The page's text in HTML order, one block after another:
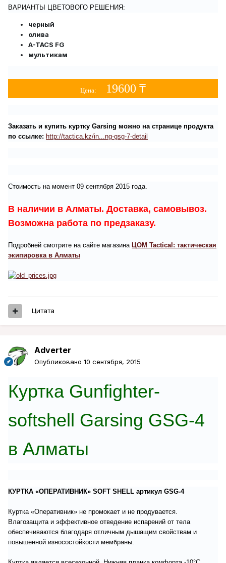
ВАРИАНТЫ ЦВЕТОВОГО РЕШЕНИЯ:
черный
олива
A-TACS FG
мультикам
Цена: 19600 ₸
Заказать и купить куртку Garsing можно на странице продукта
по ссылке: http://tactica.kz/in...ng-gsg-7-detail
Стоимость на момент 09 сентября 2015 года.
В наличии в Алматы. Доставка, самовывоз.
Возможна работа по предзаказу.
Подробней смотрите на сайте магазина ЦОМ Tactical: тактическая
экипировка в Алматы
Цитата
Adverter
Опубликовано 10 сентября, 2015
Куртка Gunfighter-
softshell Garsing GSG-4
в Алматы
КУРТКА «ОПЕРАТИВНИК» SOFT SHELL артикул GSG-4
Куртка «Оперативник» не промокает и не продувается.
Влагозащита и эффективное отведение испарений от тела
обеспечиваются благодаря отличным дышащим свойствам и
повышенной износостойкости мембраны.